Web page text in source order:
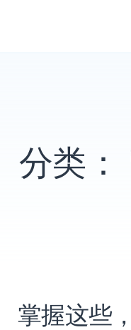
分类：
掌握这些